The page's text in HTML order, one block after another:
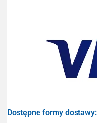
Dostępne formy dostawy: